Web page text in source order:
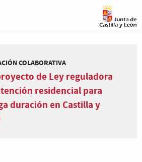
COLABORATIVA
de Ley reguladora
residencial para
duración en Castilla y